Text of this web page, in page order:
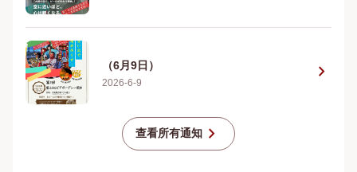
（6月9日）
2026-6-9 chevron_right
查看所有通知 chevron_right